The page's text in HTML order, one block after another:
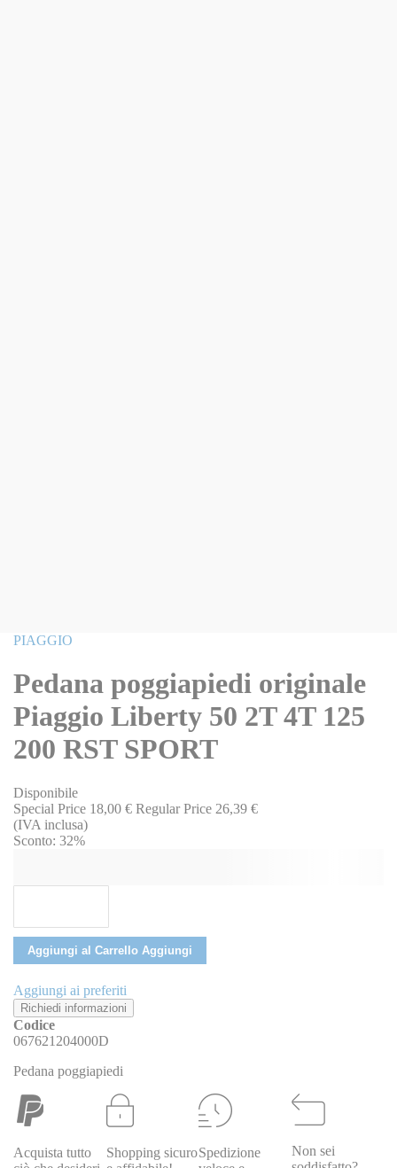
Vai
della
galleria
immagini
PIAGGIO
Pedana poggiapiedi originale
Piaggio Liberty 50 2T 4T 125
200 RST SPORT
Disponibile
Special Price 18,00 € Regular Price 26,39 €
(IVA inclusa)
Sconto: 32%
Aggiungi al Carrello Aggiungi
Aggiungi ai preferiti
Richiedi informazioni
Codice
067621204000D
Pedana poggiapiedi
Acquista tutto
Shopping sicuroSpedizione
Non sei